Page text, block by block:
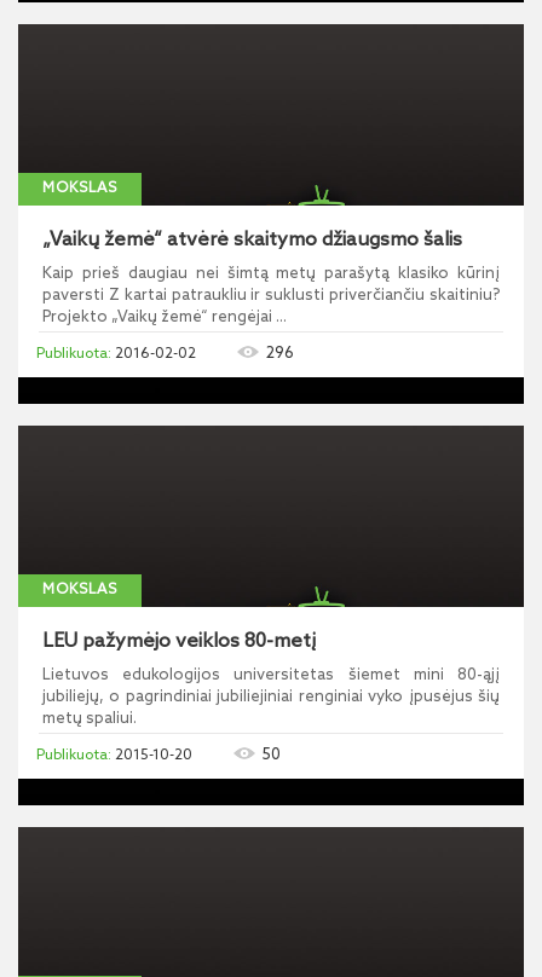
MOKSLAS
„Vaikų žemė“ atvėrė skaitymo džiaugsmo šalis
Kaip prieš daugiau nei šimtą metų parašytą klasiko kūrinį
paversti Z kartai patraukliu ir suklusti priverčiančiu skaitiniu?
Projekto „Vaikų žemė“ rengėjai ...
2016-02-02 296
MOKSLAS
LEU pažymėjo veiklos 80-metį
Lietuvos edukologijos universitetas šiemet mini 80-ąjį
jubiliejų, o pagrindiniai jubiliejiniai renginiai vyko įpusėjus šių
metų spaliui.
2015-10-20 50